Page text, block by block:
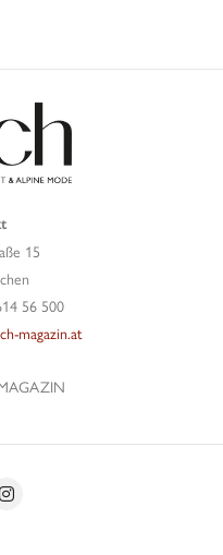
15
56 500
magazin.at